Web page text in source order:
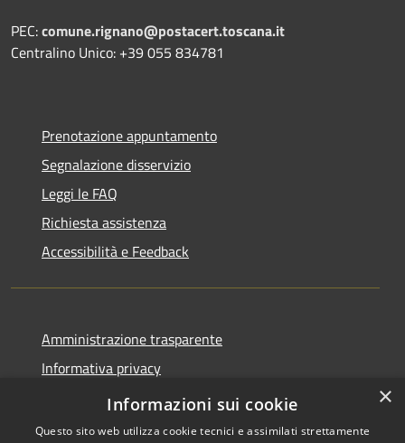
PEC:comune.rignano@postacert.toscana.it
Centralino Unico: +39 055 834781
Prenotazione appuntamento
Segnalazione disservizio
Leggi le FAQ
Richiesta assistenza
Accessibilità e Feedback
Amministrazione trasparente
Informativa privacy
×
Informazioni sui cookie
Questo sito web utilizza cookie tecnici e assimilati strettamente